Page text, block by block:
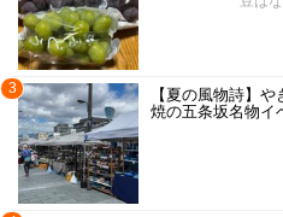
3
【夏の風物詩】
焼の五条坂名物イ